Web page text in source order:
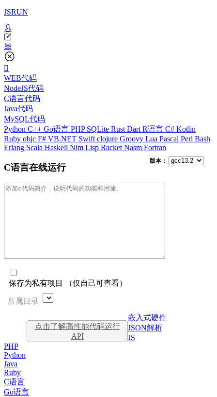
JSRUN
WEB代码
NodeJS代码
C语言代码
Java代码
MySQL代码
Python C++ Go语言 PHP SQLite Rust Dart R语言 C# Kotlin
Ruby objc F# VB.NET Swift clojure Groovy Lua Pascal Perl Bash
Erlang Scala Haskell Nim Lisp Racket Nasm Fortran
C语言在线运行
版本：
保存为私有项目 （仅自己可查看）
所属目录
点击了解高性能代码运行
API
嵌入式硬件
JSON解析
JS
PHP
Python
Java
Ruby
C语言
Go语言